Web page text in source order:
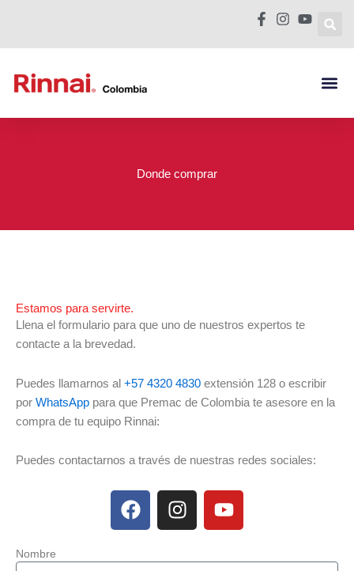
contenido
Donde comprar
Estamos para servirte.
Llena el formulario para que uno de nuestros expertos te
contacte a la brevedad.
Puedes llamarnos al +57 4320 4830 extensión 128 o escribir
por WhatsApp para que Premac de Colombia te asesore en la
compra de tu equipo Rinnai:
Puedes contactarnos a través de nuestras redes sociales:
F
a
e
I
n
t
Y
o
t
Nombre